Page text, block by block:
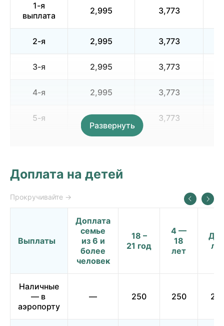
1-я
выплата
2,995 3,773
2-я 2,995 3,773
3-я 2,995 3,773
4-я 2,995 3,773
5-я 2,995 3,773
Всего 21,516
Развернуть
Доплата на детей
Выплаты
Доплата
семье
из 6 и
более
человек
18 –
21 год
4 —
18
лет
До
Наличные
— в
аэропорту
— 250 250